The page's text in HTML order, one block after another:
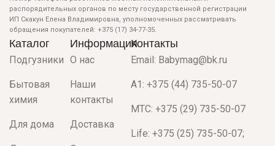
распорядительных органов по месту государственной регистрации
ИП Скакун Елена Владимировна, уполномоченных рассматривать
обращения покупателей: +375 (17) 34-77-35.
Каталог
Подгузники
Бытовая
химия
Для дома
Информация
О нас
Наши
контакты
Доставка
Контакты
Email: Babymag@bk.ru
A1: +375 (44) 735-50-07
МТС: +375 (29) 735-50-07
Life: +375 (25) 735-50-07;